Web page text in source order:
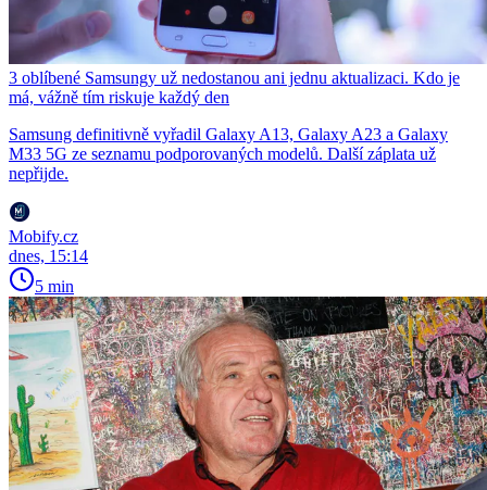
3 oblíbené Samsungy už nedostanou ani jednu aktualizaci. Kdo je
má, vážně tím riskuje každý den
Samsung definitivně vyřadil Galaxy A13, Galaxy A23 a Galaxy
M33 5G ze seznamu podporovaných modelů. Další záplata už
nepřijde.
Mobify.cz
dnes, 15:14
5 min